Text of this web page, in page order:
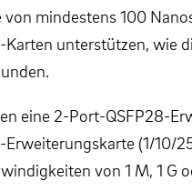
mindestens 100
unterstützen,
eine 2-Port-QSFP28-
(1/10/
von 1 M, 1 G